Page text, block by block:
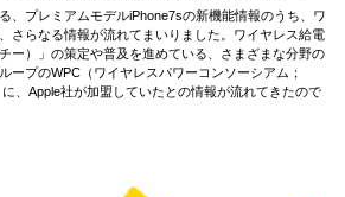
、プレミアムモデルiPhone7sの新機能情報のうち、ワ
さらなる情報が流れてまいりました。ワイヤレス給電
ー）」の策定や普及を進めている、さまざまな分野の
ープのWPC（ワイヤレスパワーコンソーシアム；
、Apple社が加盟していたとの情報が流れてきたので